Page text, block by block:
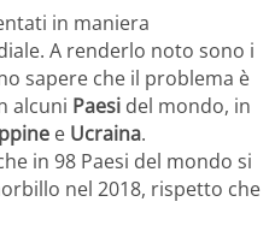
in maniera
A renderlo noto sono i
sapere che il problema è
alcuni Paesi del mondo, in
e Ucraina.
in 98 Paesi del mondo si
nel 2018, rispetto che